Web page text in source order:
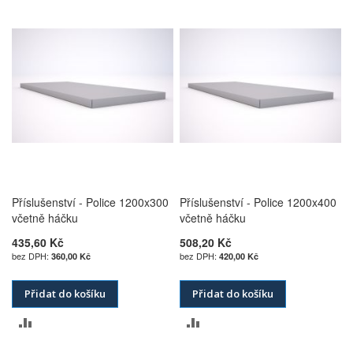
POROVNÁNÍ
POROVNÁNÍ
Příslušenství - Police 1200x300
včetně háčku
435,60 Kč
360,00 Kč
Přidat do košíku
Příslušenství - Police 1200x400
včetně háčku
508,20 Kč
420,00 Kč
Přidat do košíku